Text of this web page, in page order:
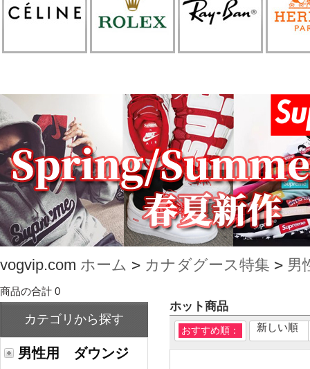
vogvip.com ホーム > カナダグース特集 > 男
商品の合計 0
カテゴリから探す
男性用 ダウンジ
ホット商品
おすすめ順： 新しい順